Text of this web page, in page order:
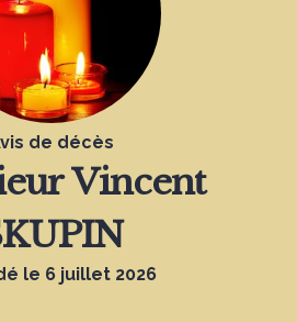
de décès
Vincent
le 6 juillet 2026